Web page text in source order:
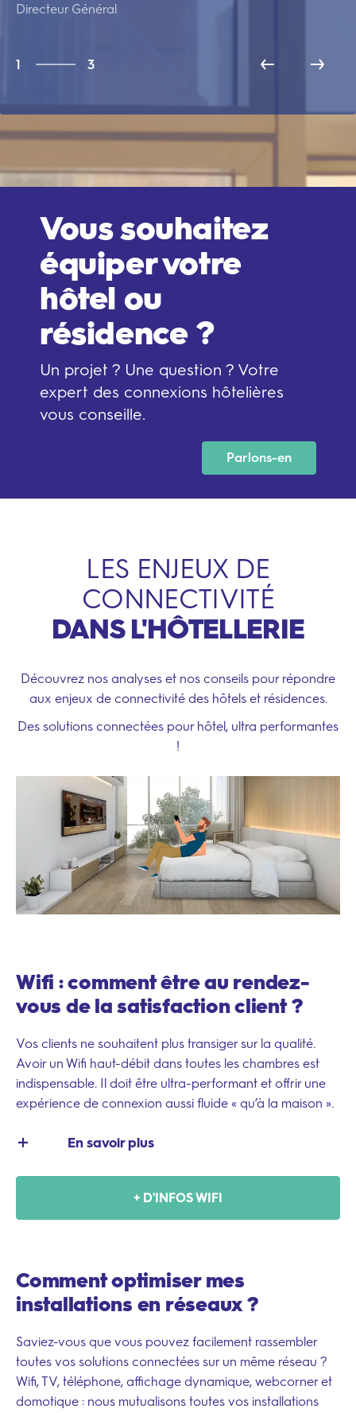
Directeur Général
1
3
Vous souhaitez
équiper votre
hôtel ou
résidence ?
Un projet ? Une question ? Votre
expert des connexions hôtelières
vous conseille.
Parlons-en
LES ENJEUX DE
CONNECTIVITÉ
DANS L'HÔTELLERIE
Découvrez nos analyses et nos conseils pour répondre
aux enjeux de connectivité des hôtels et résidences.
Des solutions connectées pour hôtel, ultra performantes
!
Wifi : comment êtreau rendez-
vous de la satisfaction client ?
Vos clients ne souhaitent plus transiger sur la qualité.
Avoir un Wifi haut-débit dans toutes les chambres est
indispensable. Il doit être ultra-performant et offrir une
expérience de connexion aussi fluide « qu’à la maison ».
En savoir plus
Depuis 30 ans à vos côtés, nous développons une
solution Wifi reconnue qui offre une navigation fluide et
rapide pour tous et à toute heure. Nos ingénieurs
usages, toujours plus gourmands en débit.
Votre satisfaction est notre vecteur de développement.
technologique assidue, nous équipons un hôtel français
sur 4 en Wifi, avec un taux de fidélité proche de 95%.
+ D'INFOS WIFI
Comment optimiser mes
installations en réseaux ?
Saviez-vous que vous pouvez facilement rassembler
toutes vos solutions connectées sur un même réseau ?
Wifi, TV, téléphone, affichage dynamique, webcorner et
domotique : nous mutualisons toutes vos installations